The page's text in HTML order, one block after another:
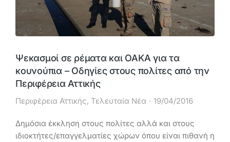
Ψεκασμοί σε ρέματα και ΟΑΚΑ για τα
κουνούπια – Οδηγίες στους πολίτες από την
Περιφέρεια Αττικής
Περιφέρεια Αττικής, Τελευταία Νέα 19/04/2016
Δημόσια έκκληση στους πολίτες αλλά και στους
ιδιοκτήτες/επαγγελματίες χώρων όπου είναι πιθανή η